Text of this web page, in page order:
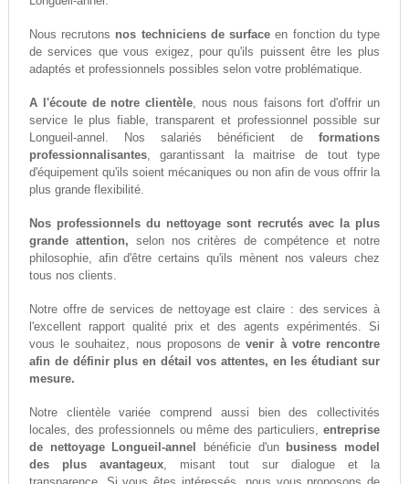
Nous recrutons nos techniciens de surface en fonction du type
de services que vous exigez, pour qu'ils puissent être les plus
adaptés et professionnels possibles selon votre problématique.
A l'écoute de notre clientèle, nous nous faisons fort d'offrir un
service le plus fiable, transparent et professionnel possible sur
Longueil-annel. Nos salariés bénéficient deformations
professionnalisantes, garantissant la maitrise de tout type
d'équipement qu'ils soient mécaniques ou non afin de vous offrir la
plus grande flexibilité.
Nos professionnels du nettoyage sont recrutés avec la plus
grande attention, selon nos critères de compétence et notre
philosophie, afin d'être certains qu'ils mènent nos valeurs chez
tous nos clients.
Notre offre de services de nettoyage est claire : des services à
l'excellent rapport qualité prix et des agents expérimentés. Si
vous le souhaitez, nous proposons devenir à votre rencontre
afin de définir plus en détail vos attentes, en les étudiant sur
mesure.
Notre clientèle variée comprend aussi bien des collectivités
locales, des professionnels ou même des particuliers,entreprise
de nettoyage Longueil-annel
bénéficie d'un business model
des plus avantageux, misant tout sur dialogue et la